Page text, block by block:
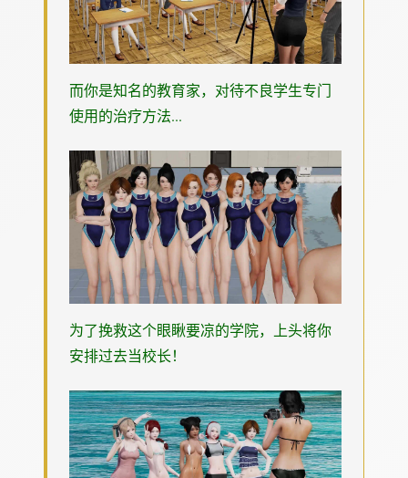
而你是知名的教育家，对待不良学生专门
使用的治疗方法...
为了挽救这个眼瞅要凉的学院，上头将你
安排过去当校长！